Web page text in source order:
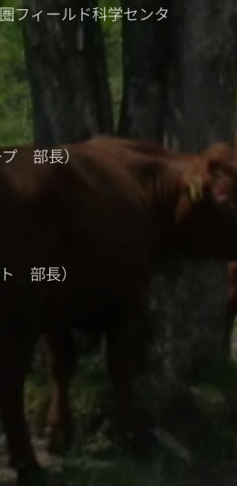
フィールド科学センタ
プ 部長）
ト 部長）